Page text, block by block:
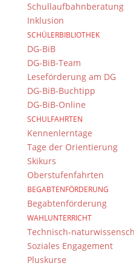
Schullaufbahnberatung
Inklusion
SCHÜLERBIBLIOTHEK
DG-BiB
DG-BiB-Team
Leseförderung am DG
DG-BiB-Buchtipp
DG-BiB-Online
SCHULFAHRTEN
Kennenlerntage
Tage der Orientierung
Skikurs
Oberstufenfahrten
BEGABTENFÖRDERUNG
Begabtenförderung
WAHLUNTERRICHT
Technisch-
Soziales Engagement
Pluskurse
Immer Aktuell
Bleiben Sie immer auf
folgen Sie uns auf Twitter
Folgen Sie demDG RSS
Kontakt Webteam
Kontaktieren Sie das
© 2015-2017
Von Hand erstellt.